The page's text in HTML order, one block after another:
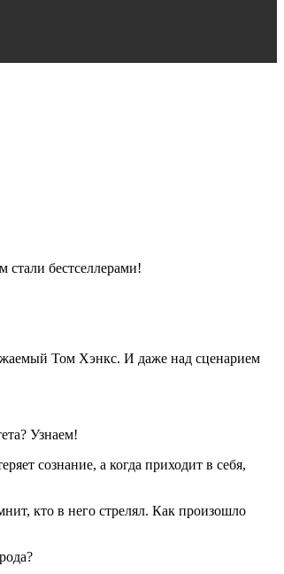
бестселлерами!
Том Хэнкс. И даже над сценарием
Узнаем!
сознание, а когда приходит в себя,
кто в него стрелял. Как произошло